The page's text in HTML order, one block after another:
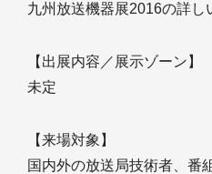
九州放送機器展2016の詳し
【出展内容／展示ゾーン】
未定
【来場対象】
国内外の放送局技術者、番